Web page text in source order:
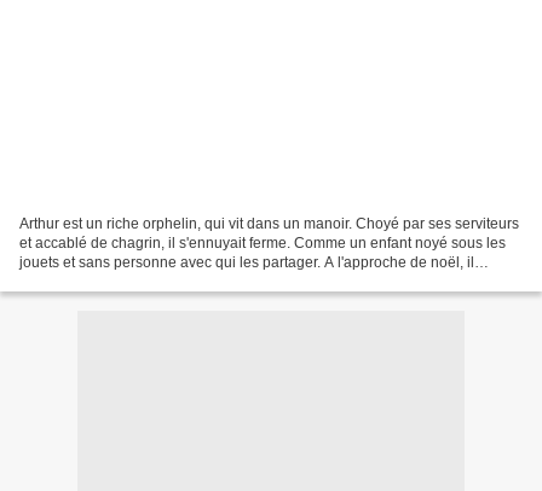
Arthur est un riche orphelin, qui vit dans un manoir. Choyé par ses serviteurs
et accablé de chagrin, il s'ennuyait ferme. Comme un enfant noyé sous les
jouets et sans personne avec qui les partager. A l'approche de noël, il